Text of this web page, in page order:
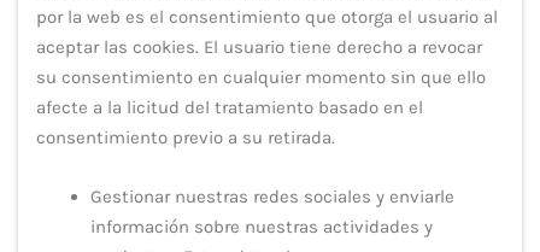
por la web es el consentimiento que otorga el usuario al
aceptar las cookies. El usuario tiene derecho a revocar
su consentimiento en cualquier momento sin que ello
afecte a la licitud del tratamiento basado en el
consentimiento previo a su retirada.
Gestionar nuestras redes sociales y enviarle
información sobre nuestras actividades y